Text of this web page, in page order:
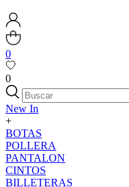
0
0
New In
+
BOTAS
POLLERA
PANTALON
CINTOS
BILLETERAS